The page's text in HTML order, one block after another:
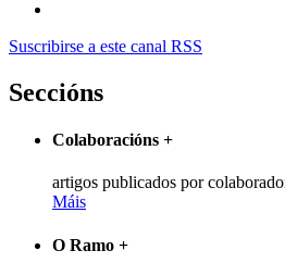
Suscribirse a este canal RSS
Seccións
Colaboracións +
artigos publicados por
Máis
O Ramo +